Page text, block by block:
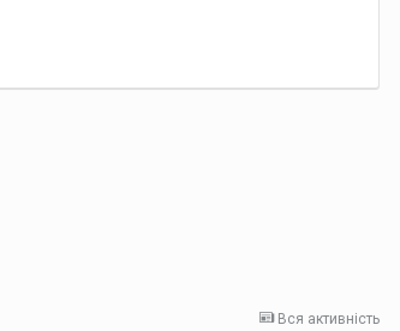
Вся активність